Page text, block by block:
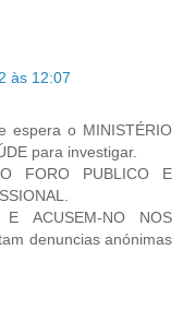
às 12:07
espera o MINISTÉRIO
para investigar.
FORO PUBLICO E
ACUSEM-NO NOS
denuncias anónimas